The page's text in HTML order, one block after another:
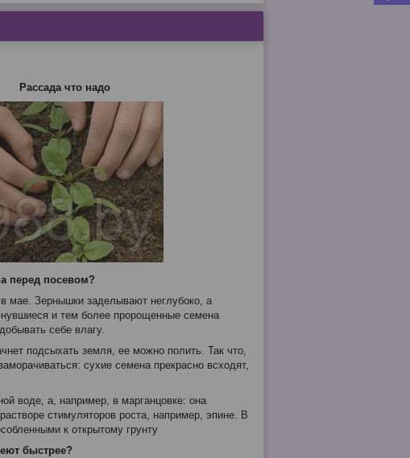
Рассада что надо
перед посевом?
мае. Зернышки заделывают неглубоко, а
и тем более пророщенные семена
себе влагу.
подсыхать земля, ее можно полить. Так что,
сухие семена прекрасно всходят,
воде, а, например, в марганцовке: она
стимуляторов роста, например, эпине. В
к открытому грунту
быстрее?